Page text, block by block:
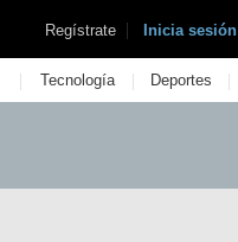
Regístrate | Inicia sesión
| Tecnología | Deportes |